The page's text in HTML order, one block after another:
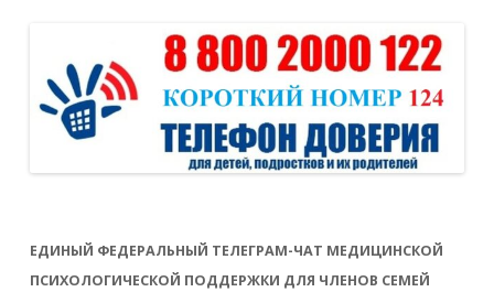
ЕДИНЫЙ ФЕДЕРАЛЬНЫЙ ТЕЛЕГРАМ-ЧАТ МЕДИЦИНСКОЙ
ПСИХОЛОГИЧЕСКОЙ ПОДДЕРЖКИ ДЛЯ ЧЛЕНОВ СЕМЕЙ